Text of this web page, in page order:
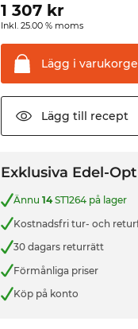
1 307 kr
Inkl. 25.00 % moms
Lägg i
Lägg till recept
Exklusiva Edel-
Ännu14ST1264 på lager
Kostnadsfri tur- och
30 dagars returrätt
Förmånliga priser
Köp på konto